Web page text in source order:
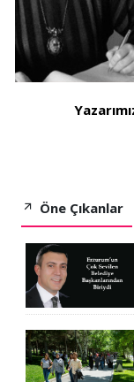
Öne Çıkanlar